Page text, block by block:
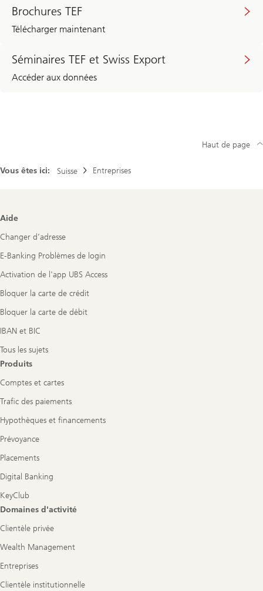
Brochures TEF
Télécharger maintenant
Séminaires TEF et Swiss Export
Accéder aux données
Vous êtes ici: Suisse Entreprises
Haut de page
Footer
Aide
Changer d’adresse
E-Banking Problèmes de login
Activation de l'app UBS Access
Bloquer la carte de crédit
Bloquer la carte de débit
IBAN et BIC
Tous les sujets
Produits
Comptes et cartes
Trafic des paiements
Hypothèques et financements
Prévoyance
Placements
Digital Banking
KeyClub
Domaines d'activité
Clientèle privée
Wealth Management
Entreprises
Clientèle institutionnelle